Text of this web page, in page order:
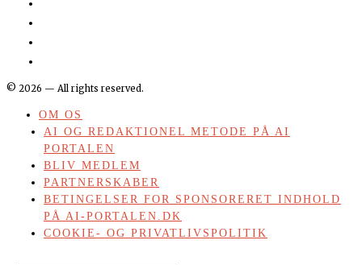
© 2026 — All rights reserved.
OM OS
AI OG REDAKTIONEL METODE PÅ AI
PORTALEN
BLIV MEDLEM
PARTNERSKABER
BETINGELSER FOR SPONSORERET INDHOLD
PÅ AI-PORTALEN.DK
COOKIE- OG PRIVATLIVSPOLITIK